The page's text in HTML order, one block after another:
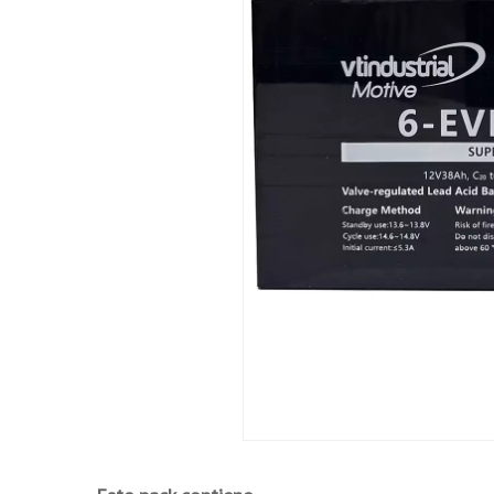
Seguridad y fiabilidad. Diseño
reducir la pérdida de agua en el proceso
Placa positiva - Rejilla de aleación de
aplicación de ciclos de descarga profunda.
Placa negativa - Rejilla de Pb-Ca
Separador - Avanzado separador AGM
Electrolito - Ácido sulfúrico diluido de
descarga profunda.
Contenedor y tapa de la batería - ABS
Barredoras y fregadoras.